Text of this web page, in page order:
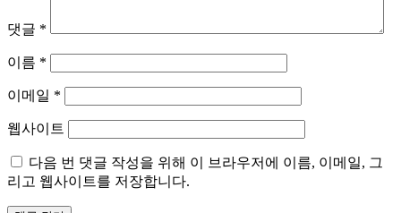
댓글 *
이름 *
이메일 *
웹사이트
다음 번 댓글 작성을 위해 이 브라우저에 이름, 이메일, 그
리고 웹사이트를 저장합니다.